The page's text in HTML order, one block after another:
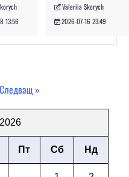
13:56
Valeriia Skorych
2026-07-16 23:49
Следващ »
Пт Сб Нд